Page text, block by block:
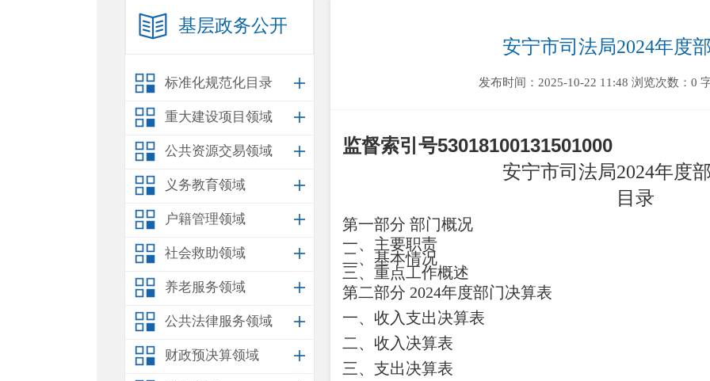
基层政务公开
标准化规范化目录
重大建设项目领域
公共资源交易领域
义务教育领域
户籍管理领域
社会救助领域
养老服务领域
公共法律服务领域
财政预决算领域
安宁市司法局2024年度
发布时间：2025-10-22 11:48 浏览次数：0
监督索引号53018100131501000
安宁市司法局2024年度
目录
第一部分 部门概况
一、主要职责
二、 基本情况
三、重点工作概述
第二部分 2024年度部门决算表
一、收入支出决算表
二、收入决算表
三、支出决算表